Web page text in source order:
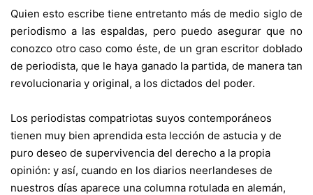
Quien esto escribe tiene entretanto más de medio siglo de
periodismo a las espaldas, pero puedo asegurar que no
conozco otro caso como éste, de un gran escritor doblado
de periodista, que le haya ganado la partida, de manera tan
revolucionaria y original, a los dictados del poder.
Los periodistas compatriotas suyos contemporáneos
tienen muy bien aprendida esta lección de astucia y de
puro deseo de supervivencia del derecho a la propia
opinión: y así, cuando en los diarios neerlandeses de
nuestros días aparece una columna rotulada en alemán,